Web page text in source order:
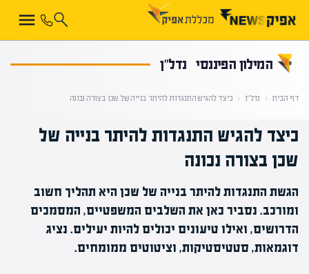
המילון הפיננסי נדל"ן
דף הבית ‹ נדל"ן ‹ כיצד להגיש התנגדות להיתר בנייה של שכן בצורה נכונה
כיצד להגיש התנגדות להיתר בנייה של
שכן בצורה נכונה
הגשת התנגדות להיתר בנייה של שכן היא תהליך חשוב
ומורכב. נסביר כאן את השלבים המשפטיים, המסמכים
הדרושים, ואילו טיעונים יכולים להיות יעילים. נציג
דוגמאות, סטטיסטיקות, וציטוטים ממומחים.